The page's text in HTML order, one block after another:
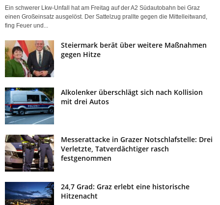
Ein schwerer Lkw-Unfall hat am Freitag auf der A2 Südautobahn bei Graz
einen Großeinsatz ausgelöst. Der Sattelzug prallte gegen die Mittelleitwand,
fing Feuer und...
Steiermark berät über weitere Maßnahmen
gegen Hitze
Alkolenker überschlägt sich nach Kollision
mit drei Autos
Messerattacke in Grazer Notschlafstelle: Drei
Verletzte, Tatverdächtiger rasch
festgenommen
24,7 Grad: Graz erlebt eine historische
Hitzenacht